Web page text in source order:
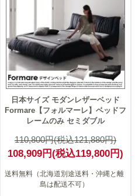
日本サイズ モダンレザーベッド
Formare【フォルマーレ】ベッドフ
レームのみ セミダブル
110,800円(税込121,880円)
108,909円(税込119,800円)
送料無料（北海道別途送料・沖縄と離
島は配送不可）